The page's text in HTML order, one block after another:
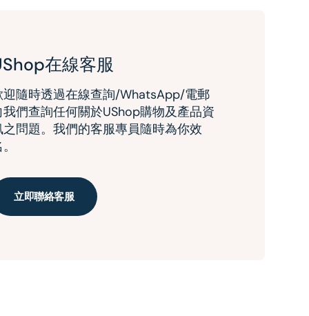
在線客服
迎隨時透過在線查詢/WhatsApp/電郵
我們查詢任何關於UShop購物及產品資
之問題。我們的客服專員隨時為你效
立即聯絡客服